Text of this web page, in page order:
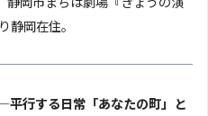
静岡在住。
平行する日常「あなたの町」と